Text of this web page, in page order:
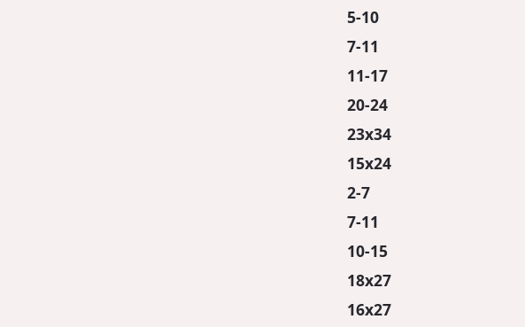
5-10
7-11
11-17
20-24
23x34
15x24
2-7
7-11
10-15
18x27
16x27